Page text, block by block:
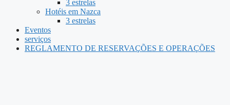
3 estrelas
Hotéis em Nazca
3 estrelas
Eventos
serviços
REGLAMENTO DE RESERVAÇÕES E OPERAÇÕES